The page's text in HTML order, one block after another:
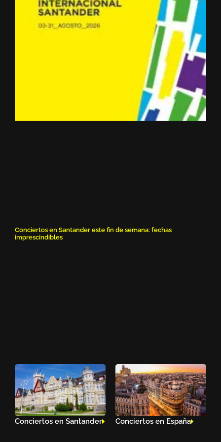
Conciertos en Santander este fin de semana: fechas
imprescindibles
Conciertos en Santander Conciertos en España